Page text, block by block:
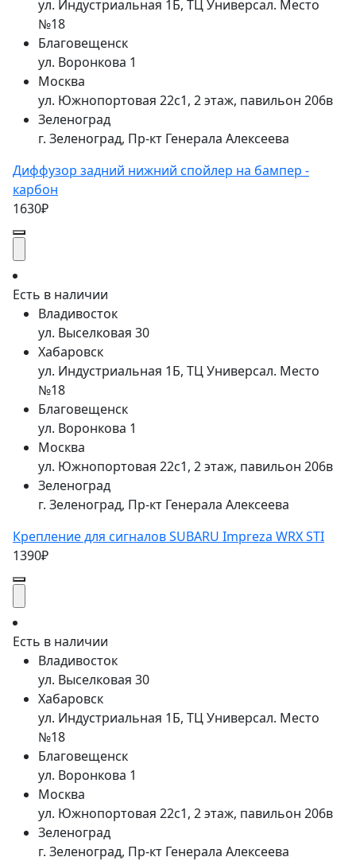
ул. Индустриальная 1Б, ТЦ Универсал. Место
№18
Благовещенск
ул. Воронкова 1
Москва
ул. Южнопортовая 22с1, 2 этаж, павильон 206в
Зеленоград
г. Зеленоград, Пр-кт Генерала Алексеева
Диффузор задний нижний спойлер на бампер -
карбон
1630₽
Есть в наличии
Владивосток
ул. Выселковая 30
Хабаровск
ул. Индустриальная 1Б, ТЦ Универсал. Место
№18
Благовещенск
ул. Воронкова 1
Москва
ул. Южнопортовая 22с1, 2 этаж, павильон 206в
Зеленоград
г. Зеленоград, Пр-кт Генерала Алексеева
Крепление для сигналов SUBARU Impreza WRX STI
1390₽
Есть в наличии
Владивосток
ул. Выселковая 30
Хабаровск
ул. Индустриальная 1Б, ТЦ Универсал. Место
№18
Благовещенск
ул. Воронкова 1
Москва
ул. Южнопортовая 22с1, 2 этаж, павильон 206в
Зеленоград
г. Зеленоград, Пр-кт Генерала Алексеева